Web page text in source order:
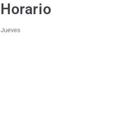
Horario
Jueves